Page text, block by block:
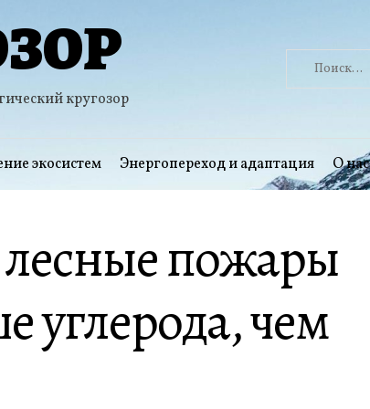
кругозор
Найти:
экосистем Энергопереход и адаптация О нас
лесные пожары
углерода, чем